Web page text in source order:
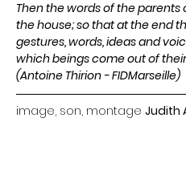
Then the words of the
the house; so that at the end
gestures, words, ideas and
which beings come out of
(Antoine Thirion - FIDMarseille)
image, son, montageJudith